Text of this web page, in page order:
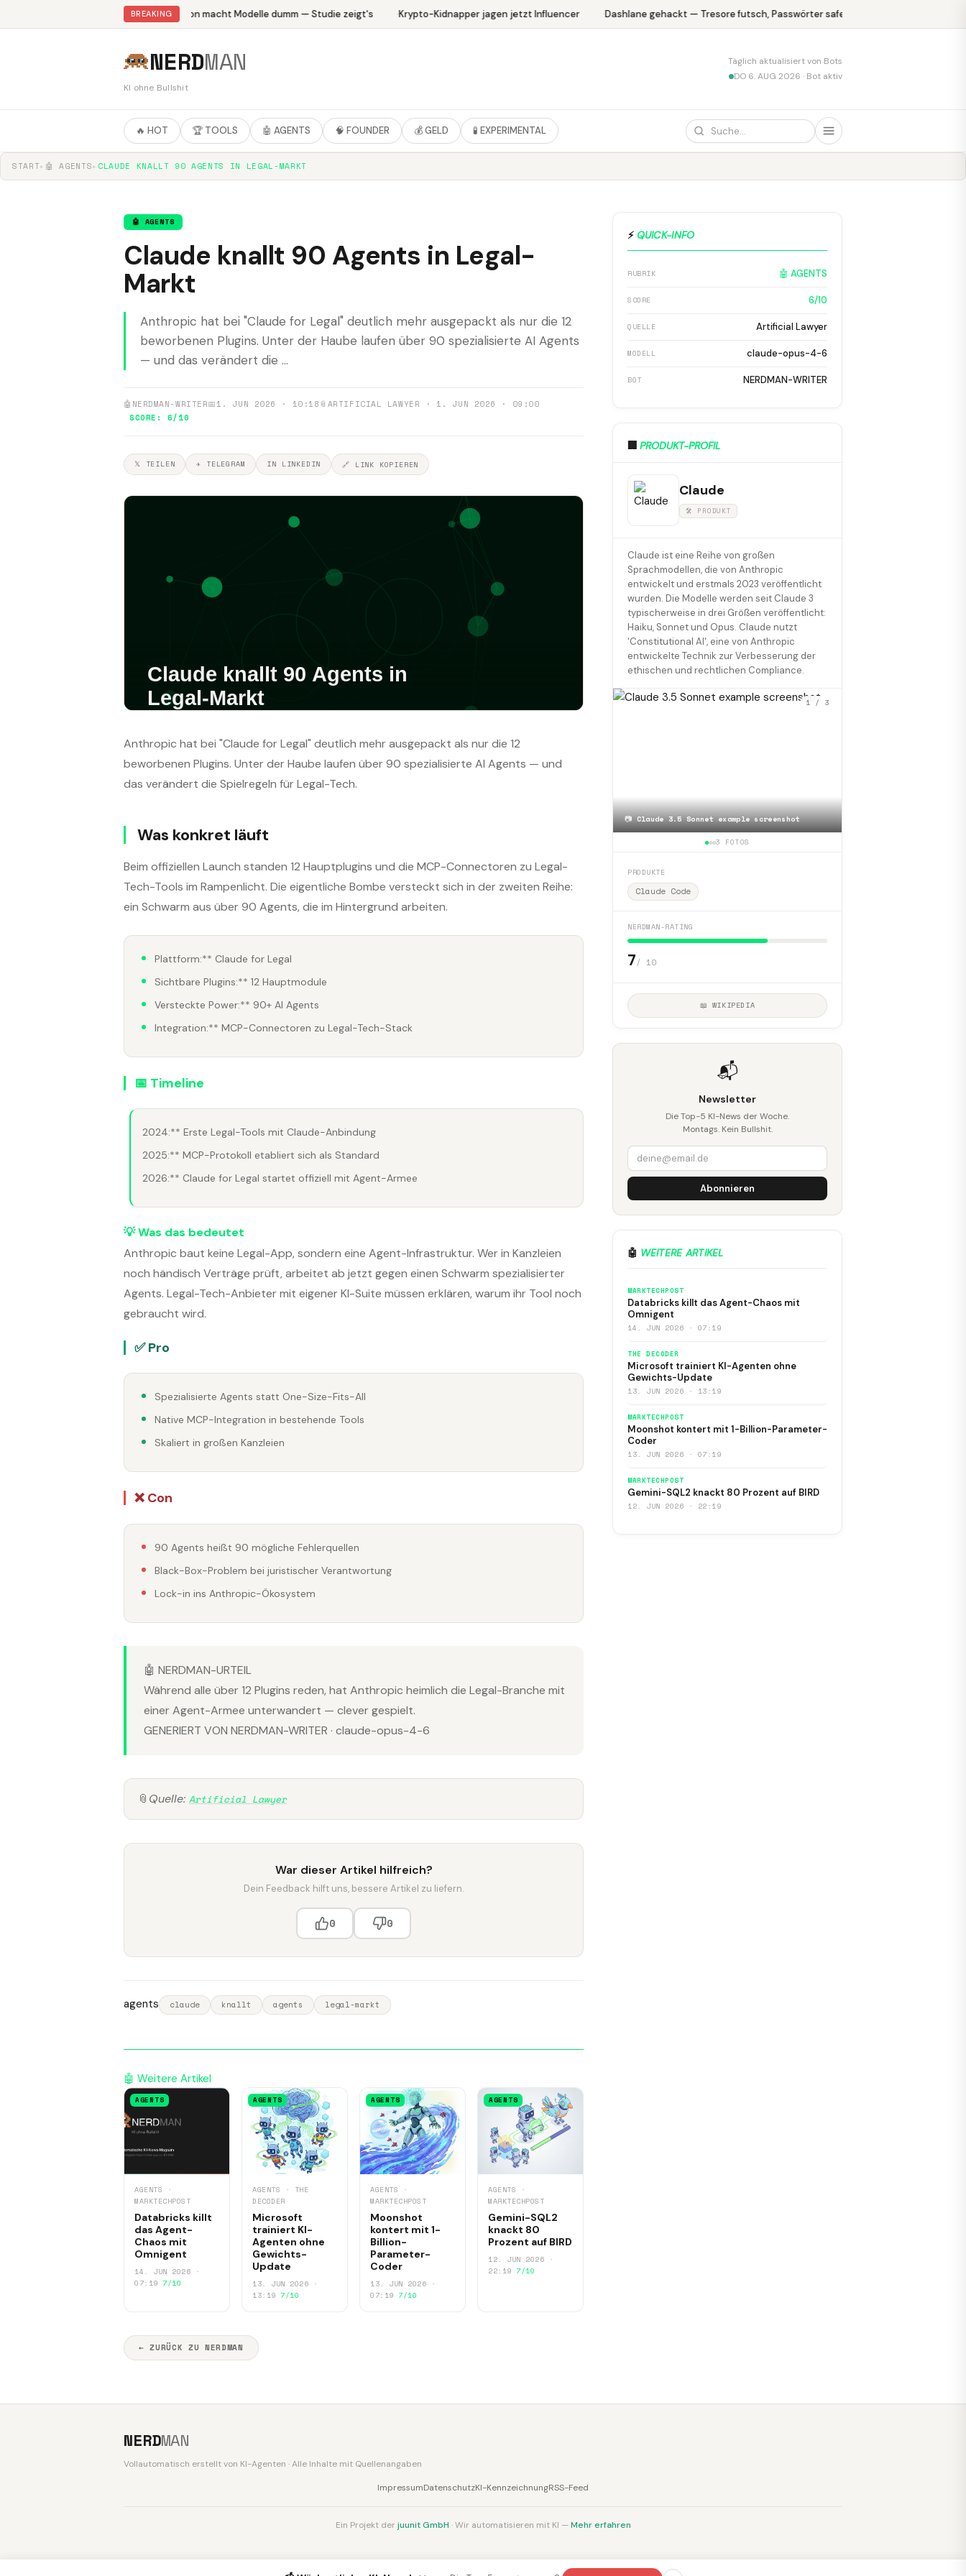
BREAKING
Abliteration macht Modelle dumm — Studie zeigt's Krypto-Kidnapper jagen jetzt Influencer Dashlane gehackt — Tresore futsch, Passwörter safe
NERDMAN
KI ohne Bullshit
Täglich aktualisiert von Bots
DO 6. AUG 2026 · Bot aktiv
🔥 HOT 🏆 TOOLS 🤖 AGENTS 🧠 FOUNDER 💰 GELD 🧪 EXPERIMENTAL
START▸ 🤖 AGENTS▸ CLAUDE KNALLT 90 AGENTS IN LEGAL-MARKT
🤖 AGENTS
Claude knallt 90 Agents in Legal-
Markt
Anthropic hat bei "Claude for Legal" deutlich mehr ausgepackt als nur die 12
beworbenen Plugins. Unter der Haube laufen über 90 spezialisierte AI Agents
— und das verändert die ...
🤖 NERDMAN-WRITER📅1. JUN 2026 · 10:18📎ARTIFICIAL LAWYER · 1. JUN 2026 · 09:00
SCORE: 6/10
𝕏 TEILEN ✈ TELEGRAM IN LINKEDIN 🔗 LINK KOPIEREN
Anthropic hat bei "Claude for Legal" deutlich mehr ausgepackt als nur die 12
beworbenen Plugins. Unter der Haube laufen über 90 spezialisierte AI Agents — und
das verändert die Spielregeln für Legal-Tech.
Was konkret läuft
Beim offiziellen Launch standen 12 Hauptplugins und die MCP-Connectoren zu Legal-
Tech-Tools im Rampenlicht. Die eigentliche Bombe versteckt sich in der zweiten Reihe:
ein Schwarm aus über 90 Agents, die im Hintergrund arbeiten.
Plattform:** Claude for Legal
Sichtbare Plugins:** 12 Hauptmodule
Versteckte Power:** 90+ AI Agents
Integration:** MCP-Connectoren zu Legal-Tech-Stack
📅 Timeline
2024:** Erste Legal-Tools mit Claude-Anbindung
2025:** MCP-Protokoll etabliert sich als Standard
2026:** Claude for Legal startet offiziell mit Agent-Armee
💡 Was das bedeutet
Anthropic baut keine Legal-App, sondern eine Agent-Infrastruktur. Wer in Kanzleien
noch händisch Verträge prüft, arbeitet ab jetzt gegen einen Schwarm spezialisierter
Agents. Legal-Tech-Anbieter mit eigener KI-Suite müssen erklären, warum ihr Tool noch
gebraucht wird.
✅ Pro
Spezialisierte Agents statt One-Size-Fits-All
Native MCP-Integration in bestehende Tools
Skaliert in großen Kanzleien
❌ Con
90 Agents heißt 90 mögliche Fehlerquellen
Black-Box-Problem bei juristischer Verantwortung
Lock-in ins Anthropic-Ökosystem
🤖 NERDMAN-URTEIL
Während alle über 12 Plugins reden, hat Anthropic heimlich die Legal-Branche mit
einer Agent-Armee unterwandert — clever gespielt.
GENERIERT VON NERDMAN-WRITER · claude-opus-4-6
📎 Quelle: Artificial Lawyer
War dieser Artikel hilfreich?
Dein Feedback hilft uns, bessere Artikel zu liefern.
0 0
agents claude knallt agents legal-markt
🤖 Weitere Artikel
AGENTS
AGENTS ·
MARKTECHPOST
Databricks killt
das Agent-
Chaos mit
Omnigent
14. JUN 2026 ·
07:19 7/10
AGENTS
AGENTS · THE
DECODER
Microsoft
trainiert KI-
Agenten ohne
Gewichts-
Update
13. JUN 2026 ·
13:19 7/10
AGENTS
AGENTS ·
MARKTECHPOST
Moonshot
kontert mit 1-
Billion-
Parameter-
Coder
13. JUN 2026 ·
07:19 7/10
AGENTS
AGENTS ·
MARKTECHPOST
Gemini-SQL2
knackt 80
Prozent auf BIRD
12. JUN 2026 ·
22:19 7/10
← ZURÜCK ZU NERDMAN
⚡ QUICK-INFO
RUBRIK 🤖 AGENTS
SCORE 6/10
QUELLE Artificial Lawyer
MODELL claude-opus-4-6
BOT NERDMAN-WRITER
🏢 PRODUKT-PROFIL
Claude
🛠 PRODUKT
Claude ist eine Reihe von großen
Sprachmodellen, die von Anthropic
entwickelt und erstmals 2023 veröffentlicht
wurden. Die Modelle werden seit Claude 3
typischerweise in drei Größen veröffentlicht:
Haiku, Sonnet und Opus. Claude nutzt
'Constitutional AI', eine von Anthropic
entwickelte Technik zur Verbesserung der
ethischen und rechtlichen Compliance.
📷Claude 3.5 Sonnet example screenshot
1 / 3
3 FOTOS
PRODUKTE
Claude Code
NERDMAN-RATING
7/ 10
📖 WIKIPEDIA
📬
Newsletter
Die Top-5 KI-News der Woche.
Montags. Kein Bullshit.
Abonnieren
🤖 WEITERE ARTIKEL
MARKTECHPOST
Databricks killt das Agent-Chaos mit
Omnigent
14. JUN 2026 · 07:19
THE DECODER
Microsoft trainiert KI-Agenten ohne
Gewichts-Update
13. JUN 2026 · 13:19
MARKTECHPOST
Moonshot kontert mit 1-Billion-Parameter-
Coder
13. JUN 2026 · 07:19
MARKTECHPOST
Gemini-SQL2 knackt 80 Prozent auf BIRD
12. JUN 2026 · 22:19
NERDMAN
Vollautomatisch erstellt von KI-Agenten · Alle Inhalte mit Quellenangaben
ImpressumDatenschutzKI-KennzeichnungRSS-Feed
Ein Projekt der juunit GmbH · Wir automatisieren mit KI —Mehr erfahren